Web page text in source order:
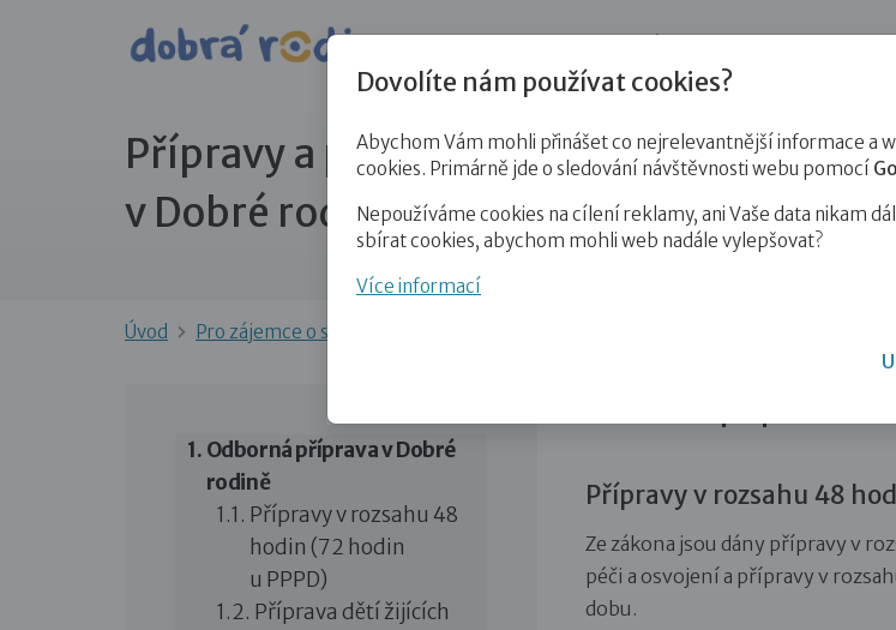
Přípravy a psychologické posouzení
v Dobré rodině
Úvod Pro zájemce o služby
Odborná příprava v Dobré
rodině
Přípravy v rozsahu 48
hodin (72 hodin
u PPPD)
Příprava dětí žijících
Přípravy v rozsahu 48
Ze zákona jsou dány přípravy v
péči a osvojení a přípravy v
dobu.
Dovolíte nám používat cookies?
Abychom Vám mohli přinášet co nejrelevantnější informace a
cookies. Primárně jde o sledování návštěvnosti webu pomocí
Nepoužíváme cookies na cílení reklamy, ani Vaše data nikam
sbírat cookies, abychom mohli web nadále vylepšovat?
Více informací